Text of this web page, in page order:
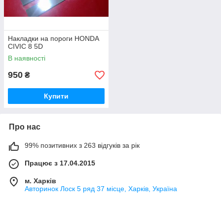
Накладки на пороги HONDA
CIVIC 8 5D
В наявності
950 ₴
Купити
Про нас
99% позитивних з 263 відгуків за рік
Працює з 17.04.2015
м. Харків
Авторинок Лоск 5 ряд 37 місце, Харків, Україна